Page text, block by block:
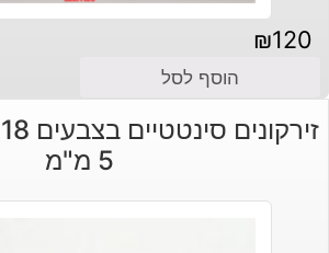
₪120
הוסף לסל
5 מ"מ